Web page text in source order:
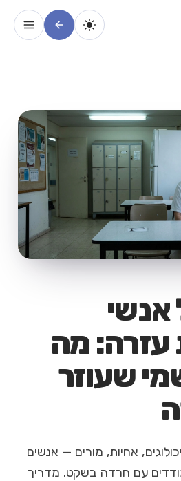
עזרה: מה
שעוזר
אחיות, מורים — אנשים
עם חרדה בשקט. מדריך